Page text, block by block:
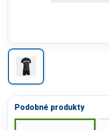
Podobné produkty